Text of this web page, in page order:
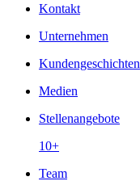
Kontakt
Unternehmen
Kundengeschichten
Medien
Stellenangebote
10+
Team